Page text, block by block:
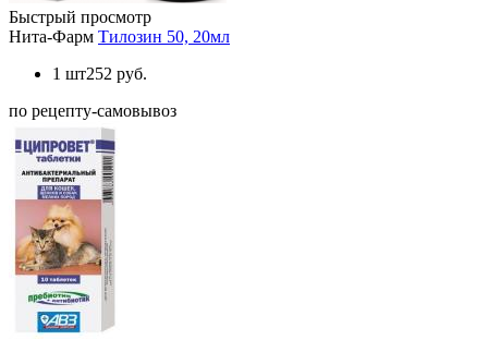
Быстрый просмотр
Нита-Фарм Тилозин 50, 20мл
1 шт252 руб.
по рецепту-самовывоз